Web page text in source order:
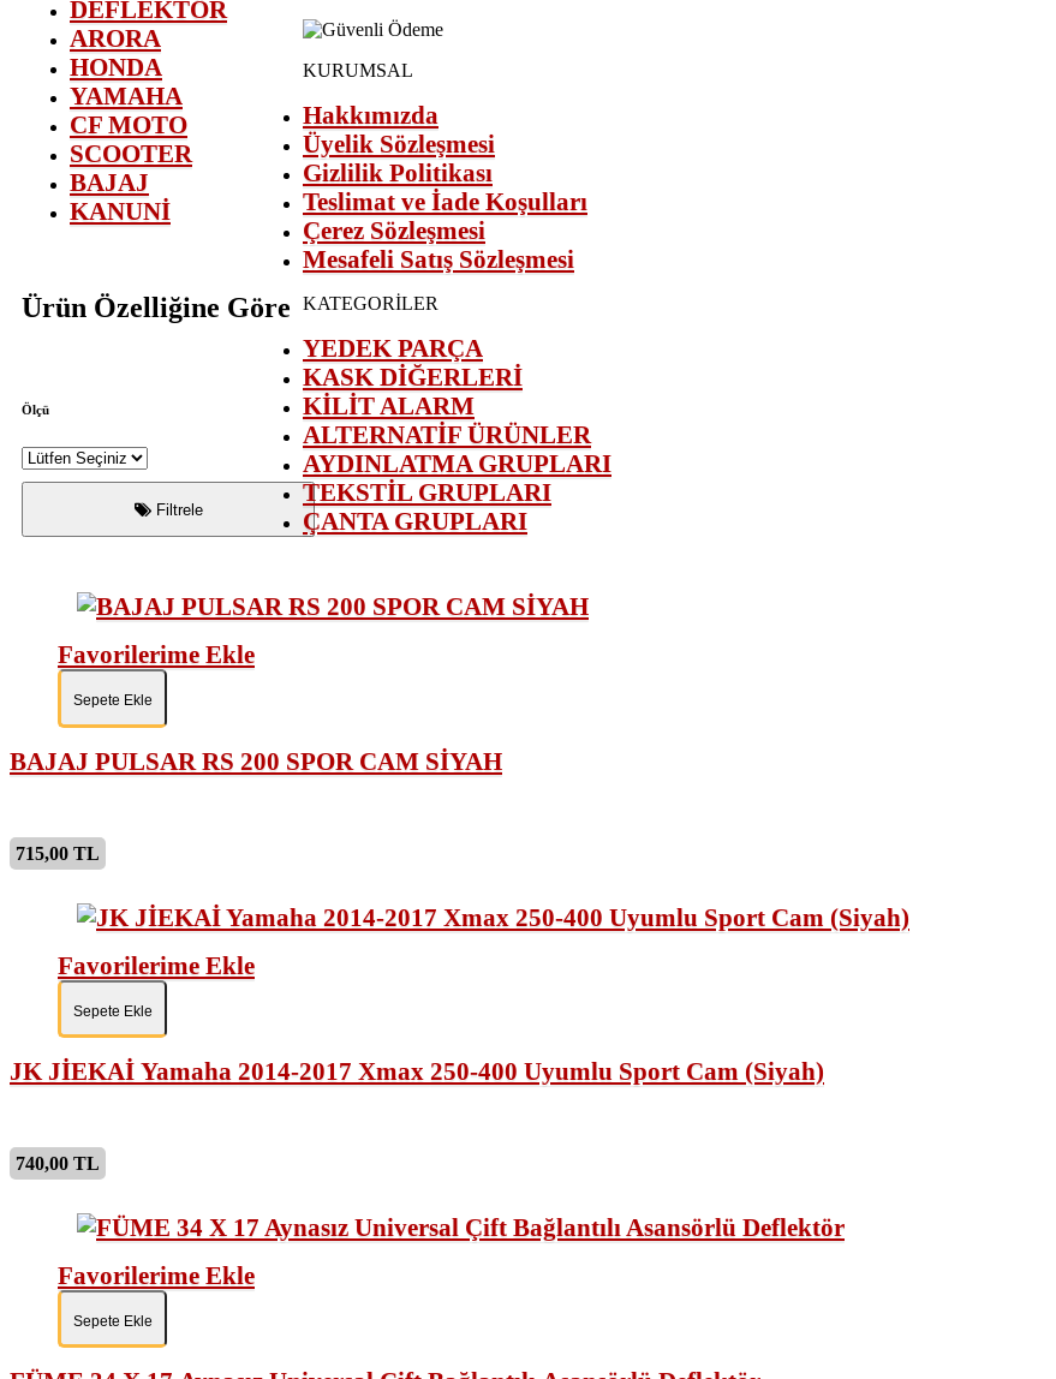
DEFLEKTÖR
ARORA
HONDA
YAMAHA
CF MOTO
SCOOTER
BAJAJ
KANUNİ
Ürün Özelliğine Göre
Ölçü
Filtrele
Favorilerime Ekle
Sepete Ekle
BAJAJ PULSAR RS 200 SPOR CAM SİYAH
715,00 TL
Favorilerime Ekle
Sepete Ekle
JK JİEKAİ Yamaha 2014-2017 Xmax 250-400 Uyumlu Sport Cam (Siyah)
740,00 TL
Favorilerime Ekle
Sepete Ekle
KURUMSAL
Hakkımızda
Üyelik Sözleşmesi
Gizlilik Politikası
Teslimat ve İade Koşulları
Çerez Sözleşmesi
Mesafeli Satış Sözleşmesi
KATEGORİLER
YEDEK PARÇA
KASK DİĞERLERİ
KİLİT ALARM
ALTERNATİF ÜRÜNLER
AYDINLATMA GRUPLARI
TEKSTİL GRUPLARI
ÇANTA GRUPLARI